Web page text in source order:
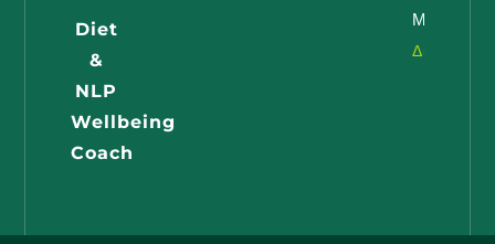
Diet
&
NLP
Wellbeing
Coach
Μαμά
Διαβάστε